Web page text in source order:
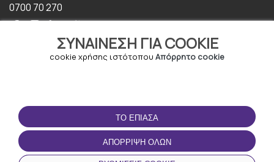
ΣΥΝΑΊΝΕΣΗ ΓΙΑ COOKIE
cookie χρήσης ιστότοπου Απόρρητο cookie
ΤΟ ΈΠΙΑΣΑ
ΑΠΌΡΡΙΨΗ ΌΛΩΝ
0700 70 270
ΟΡΟΙ ΧΡΉΣΗΣ
Οροι και Προϋποθέσεις
Πολιτική απορρήτου
ΚΑΤΕΒΆΣΤΕ ΤΗΝ
ΕΦΑΡΜΟΓΉ